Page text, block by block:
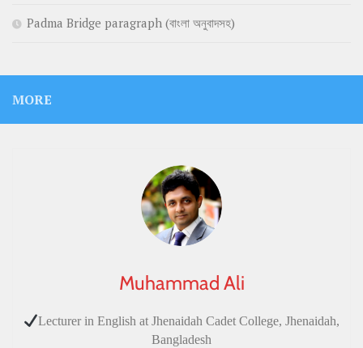
Padma Bridge paragraph (বাংলা অনুবাদসহ)
MORE
Muhammad Ali
Lecturer in English at Jhenaidah Cadet College, Jhenaidah,
Bangladesh